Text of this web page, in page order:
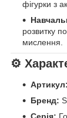
фігурки з
розвитку
мислення.
⚙️
Артикул:
Бренд: